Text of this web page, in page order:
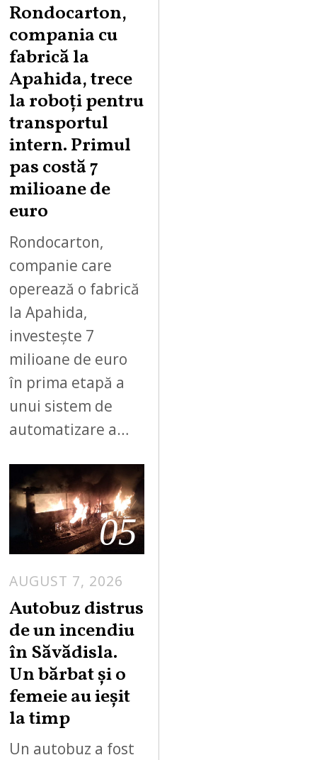
G
T
7
2
Rondocarton,
compania cu
fabrică la
Apahida, trece
la roboți pentru
transportul
intern. Primul
pas costă 7
milioane de
euro
Rondocarton,
companie care
operează o fabrică
la Apahida,
investește 7
milioane de euro
în prima etapă a
unui sistem de
automatizare a…
05
AUGUST 7, 2026
Autobuz distrus
de un incendiu
în Săvădisla.
Un bărbat și o
femeie au ieșit
la timp
Un autobuz a fost